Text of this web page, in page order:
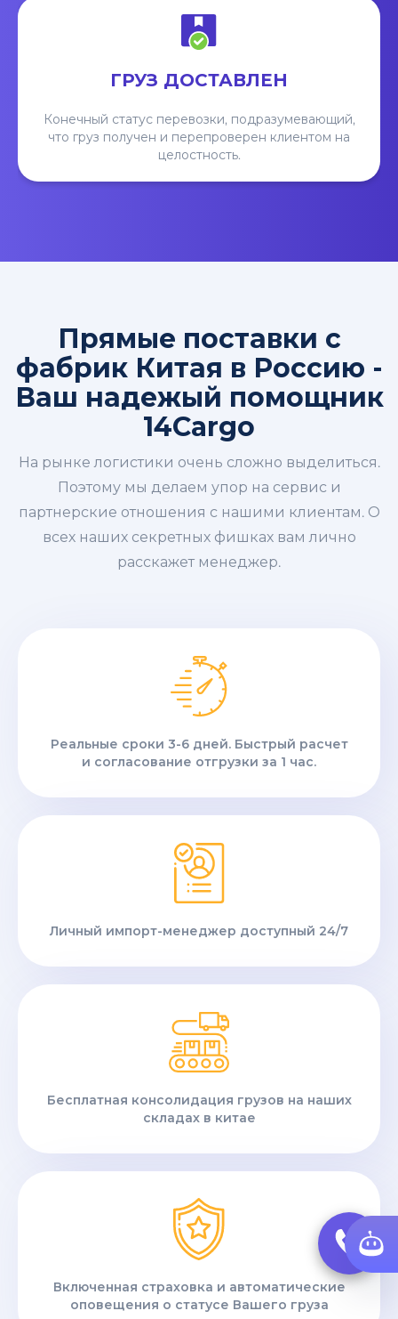
ГРУЗ ДОСТАВЛЕН
Конечный статус перевозки, подразумевающий,
что груз получен и перепроверен клиентом на
целостность.
Прямые поставки с
фабрик Китая в Россию -
Ваш надежый помощник
14Cargo
На рынке логистики очень сложно выделиться.
Поэтому мы делаем упор на сервис и
партнерские отношения с нашими клиентам. О
всех наших секретных фишках вам лично
расскажет менеджер.
Реальные сроки 3-6 дней. Быстрый расчет
и согласование отгрузки за 1 час.
Личный импорт-менеджер доступный 24/7
Бесплатная консолидация грузов на наших
складах в китае
Включенная страховка и автоматические
оповещения о статусе Вашего груза